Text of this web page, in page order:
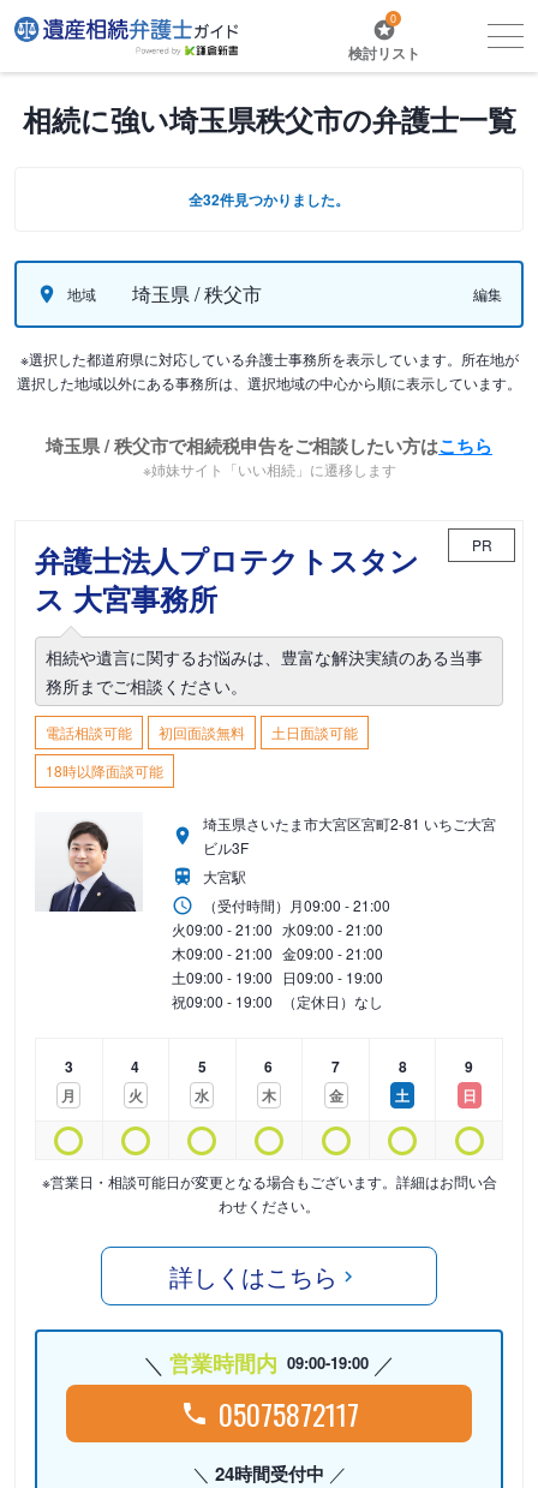
0
検討リスト
相続に強い埼玉県秩父市の弁護士一覧
全32件見つかりました。
地域 埼玉県 / 秩父市 編集
※選択した都道府県に対応している弁護士事務所を表示しています。所在地が
選択した地域以外にある事務所は、選択地域の中心から順に表示しています。
埼玉県 / 秩父市で相続税申告をご相談したい方はこちら
※姉妹サイト「いい相続」に遷移します
弁護士法人プロテクトスタン
ス 大宮事務所
PR
相続や遺言に関するお悩みは、豊富な解決実績のある当事
務所までご相談ください。
電話相談可能 初回面談無料
土日面談可能
18時以降面談可能
埼玉県さいたま市大宮区宮町2-81 いちご大宮
ビル3F
大宮駅
（受付時間） 月09:00 - 21:00
火09:00 - 21:00 水09:00 - 21:00
木09:00 - 21:00 金09:00 - 21:00
土09:00 - 19:00 日09:00 - 19:00
祝09:00 - 19:00 （定休日）なし
3
月
4
火
5
水
6
木
7
金
8
土
9
日
※営業日・相談可能日が変更となる場合もございます。詳細はお問い合
わせください。
詳しくはこちら
営業時間内 09:00-19:00
05075872117
24時間受付中